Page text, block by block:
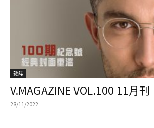
雜誌
V.MAGAZINE VOL.100 11月刊
28/11/2022